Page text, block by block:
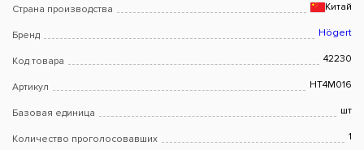
Страна производства Китай
Бренд Högert
Код товара 42230
Артикул HT4M016
Базовая единица шт
Количество проголосовавших 1